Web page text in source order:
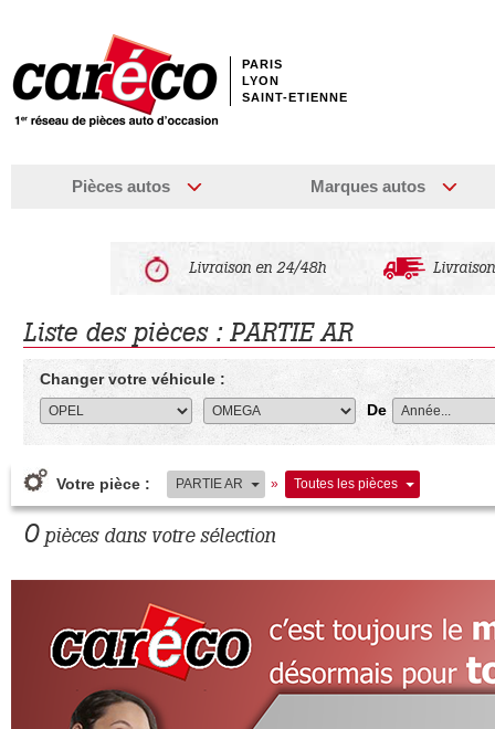
PARIS
LYON
SAINT-ETIENNE
Pièces autos Marques autos
Livraison en 24/48h
Liste des pièces : PARTIE AR
Changer votre véhicule :
De
Votre pièce : PARTIE AR » Toutes les pièces
0pièces dans votre sélection